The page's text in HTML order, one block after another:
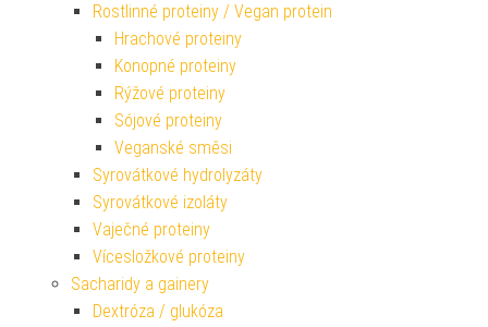
Rostlinné proteiny / Vegan protein
Hrachové proteiny
Konopné proteiny
Rýžové proteiny
Sójové proteiny
Veganské směsi
Syrovátkové hydrolyzáty
Syrovátkové izoláty
Vaječné proteiny
Vícesložkové proteiny
Sacharidy a gainery
Dextróza / glukóza